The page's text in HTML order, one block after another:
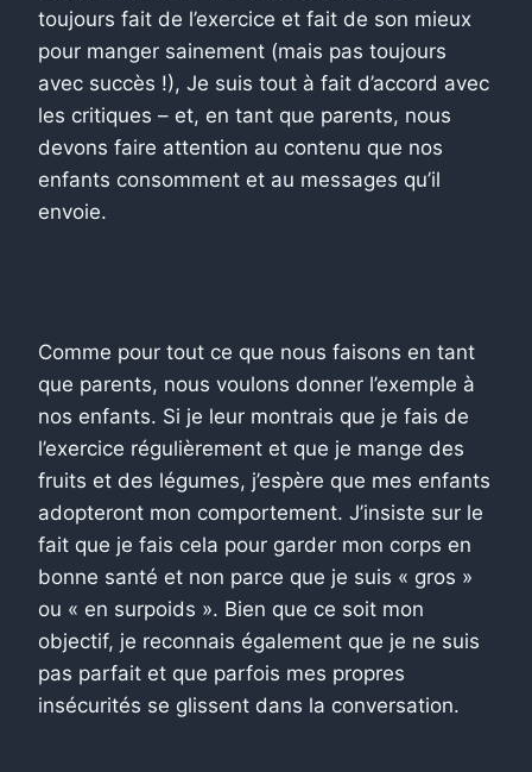
toujours fait de l’exercice et fait de son mieux
pour manger sainement (mais pas toujours
avec succès !), Je suis tout à fait d’accord avec
les critiques – et, en tant que parents, nous
devons faire attention au contenu que nos
enfants consomment et au messages qu’il
envoie.
Comme pour tout ce que nous faisons en tant
que parents, nous voulons donner l’exemple à
nos enfants. Si je leur montrais que je fais de
l’exercice régulièrement et que je mange des
fruits et des légumes, j’espère que mes enfants
adopteront mon comportement. J’insiste sur le
fait que je fais cela pour garder mon corps en
bonne santé et non parce que je suis « gros »
ou « en surpoids ». Bien que ce soit mon
objectif, je reconnais également que je ne suis
pas parfait et que parfois mes propres
insécurités se glissent dans la conversation.